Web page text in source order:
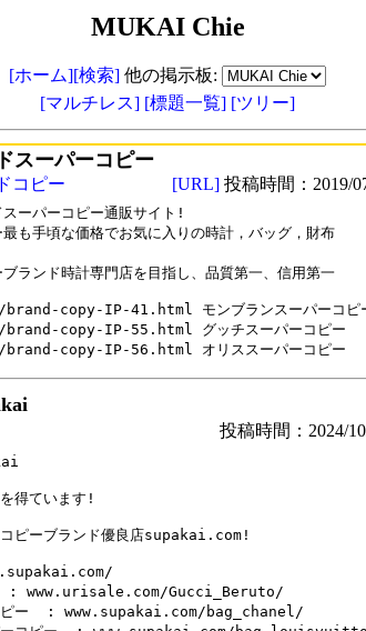
MUKAI Chie
[ホーム][検索] 他の掲示板:
[マルチレス] [標題一覧] [ツリー]
スーパーコピー
コピー [URL] 投稿時間：2019/
ーパーコピー通販サイト!
も手頃な価格でお気に入りの時計，バッグ，財布
ランド時計専門店を目指し、品質第一、信用第一
brand-copy-IP-41.html モンブランスーパーコピ
brand-copy-IP-55.html グッチスーパーコピー
brand-copy-IP-56.html オリススーパーコピー
投稿時間：2024/
得ています!
コピーブランド優良店supakai.com!
ー : www.urisale.com/Gucci_Beruto/
ピー  : www.supakai.com/bag_chanel/